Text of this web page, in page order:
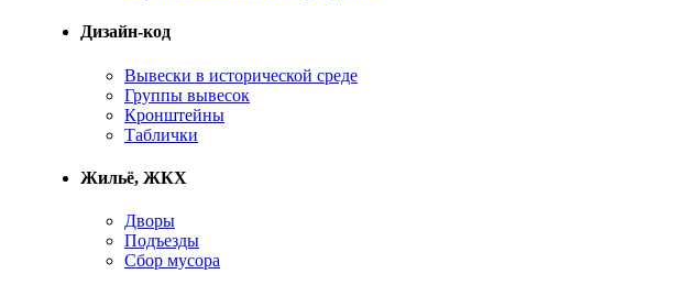
Дизайн-код
Вывески в исторической среде
Группы вывесок
Кронштейны
Таблички
Жильё, ЖКХ
Дворы
Подъезды
Сбор мусора